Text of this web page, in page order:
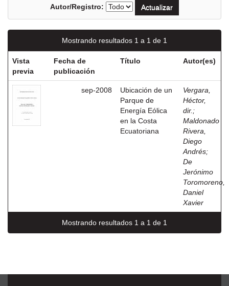
Autor/Registro:
Mostrando resultados 1 a 1 de 1
Vista
previa
Fecha de
publicación
Título Autor(es)
sep-2008
Ubicación de un
Parque de
Energía Eólica
en la Costa
Ecuatoriana
Vergara,
Héctor,
dir. ;
Maldonado
Rivera,
Diego
Andrés;
De
Jerónimo
Toromoreno,
Daniel
Xavier
Mostrando resultados 1 a 1 de 1